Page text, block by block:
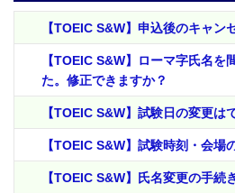
【TOEIC S&W】申込後のキャン
【TOEIC S&W】ローマ字氏名を
た。修正できますか？
【TOEIC S&W】試験日の変更は
【TOEIC S&W】試験時刻・会場
【TOEIC S&W】氏名変更の手続